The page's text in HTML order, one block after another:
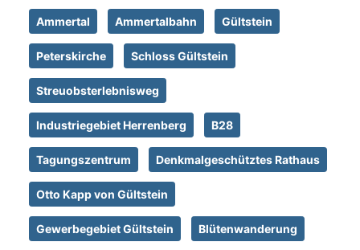
Ammertal Ammertalbahn Gültstein
Peterskirche Schloss Gültstein
Streuobsterlebnisweg
Industriegebiet Herrenberg B28
Tagungszentrum Denkmalgeschütztes Rathaus
Otto Kapp von Gültstein
Gewerbegebiet Gültstein Blütenwanderung